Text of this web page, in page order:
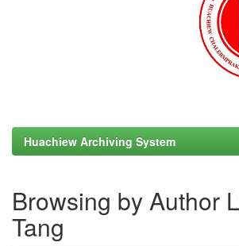
Huachiew Archiving System
Browsing by Author
Tang